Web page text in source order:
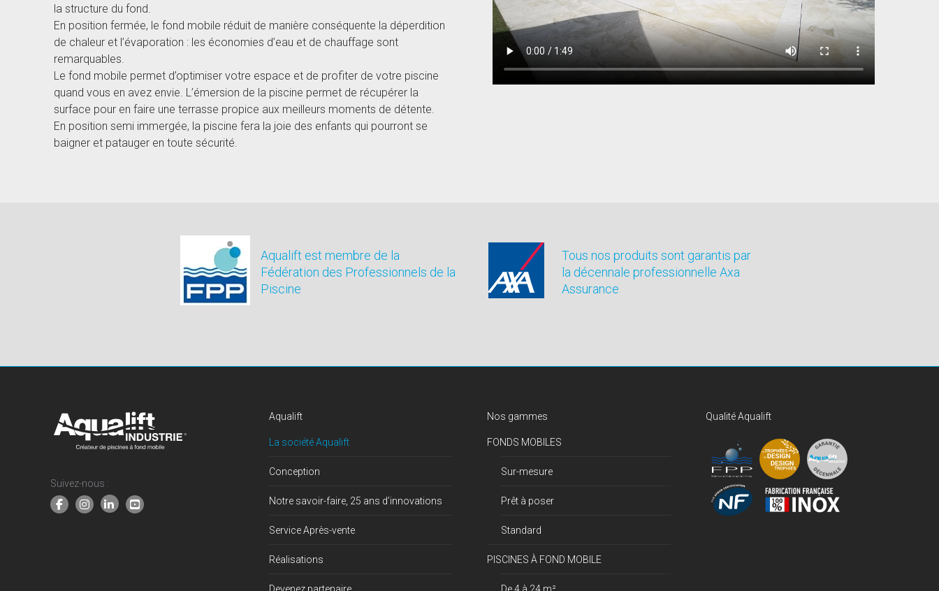
la structure du fond.
En position fermée, le fond mobile réduit de manière conséquente la déperdition
de chaleur et l’évaporation : les économies d’eau et de chauffage sont
remarquables.
Le fond mobile permet d’optimiser votre espace et de profiter de votre piscine
quand vous en avez envie. L’émersion de la piscine permet de récupérer la
surface pour en faire une terrasse propice aux meilleurs moments de détente.
En position semi immergée, la piscine fera la joie des enfants qui pourront se
baigner et patauger en toute sécurité.
Aqualift est membre de la
Fédération des Professionnels de la
Piscine
Tous nos produits sont garantis par
la décennale professionnelle Axa
Assurance
Suivez-nous :
Aqualift
La société Aqualift
Conception
Notre savoir-faire, 25 ans d’innovations
Service Après-vente
Réalisations
Devenez partenaire
Nos gammes
FONDS MOBILES
Sur-mesure
Prêt à poser
Standard
PISCINES À FOND MOBILE
De 4 à 24 m²
Qualité Aqualift